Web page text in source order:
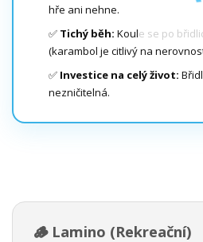
hře ani nehne.
✅ Tichý běh: Koule se po
(karambol je citlivý na
✅ Investice na celý život:
nezničitelná.
🪵 Lamino (Rekreační)